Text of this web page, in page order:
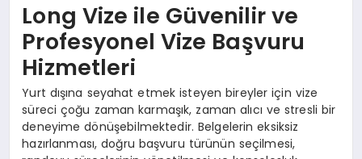
Long Vize ile Güvenilir ve
Profesyonel Vize Başvuru
Hizmetleri
Yurt dışına seyahat etmek isteyen bireyler için vize
süreci çoğu zaman karmaşık, zaman alıcı ve stresli bir
deneyime dönüşebilmektedir. Belgelerin eksiksiz
hazırlanması, doğru başvuru türünün seçilmesi,